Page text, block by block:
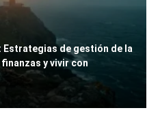
Estrategias de gestión de la
y vivir con